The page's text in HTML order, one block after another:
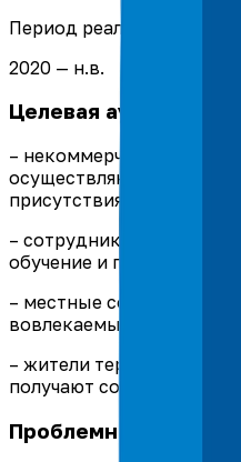
Период реализации
2020 — н.в.
Целевая аудитория
– некоммерческие
осуществляющие
присутствия компании
– сотрудники и
обучение и повышающие
– местные сообщества и
вовлекаемые в
– жители территорий
получают социальные
Проблемная ситуация